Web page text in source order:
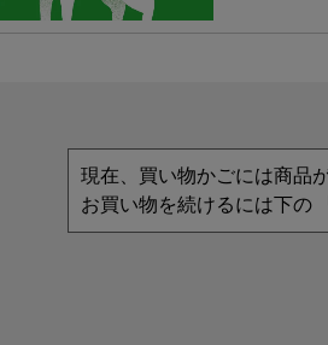
現在、買い物かごには商品
お買い物を続けるには下の